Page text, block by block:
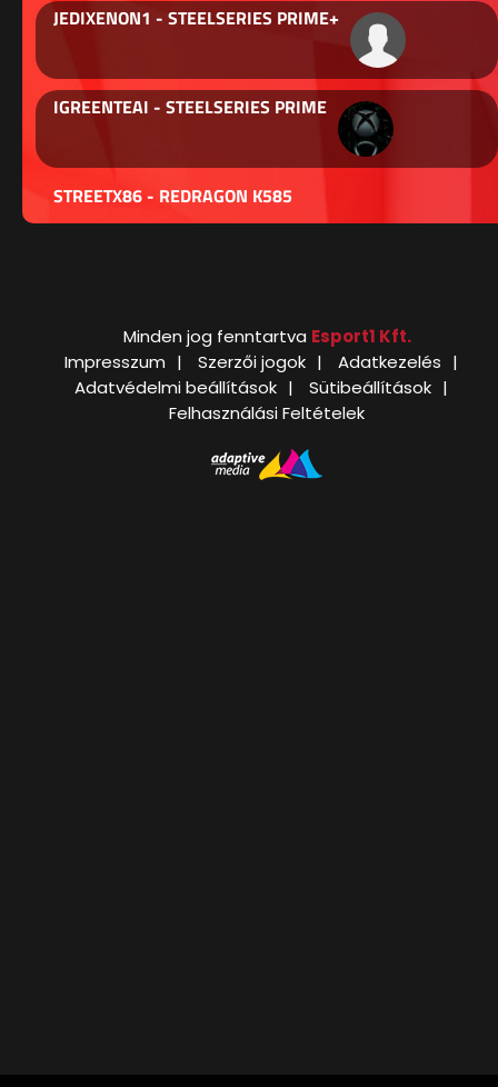
JEDIXENON1 - STEELSERIES PRIME+
IGREENTEAI - STEELSERIES PRIME
STREETX86 - REDRAGON K585
Minden jog fenntartva Esport1 Kft.
Impresszum
Szerzői jogok
Adatkezelés
Adatvédelmi beállítások
Sütibeállítások
Felhasználási Feltételek